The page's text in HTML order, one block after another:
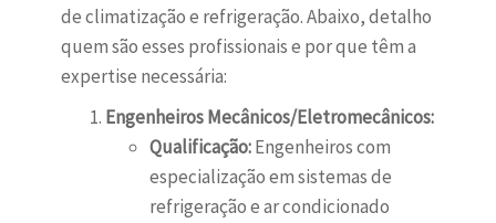
de climatização e refrigeração. Abaixo, detalho
quem são esses profissionais e por que têm a
expertise necessária:
Engenheiros Mecânicos/Eletromecânicos:
Qualificação:Engenheiros com
especialização em sistemas de
refrigeração e ar condicionado